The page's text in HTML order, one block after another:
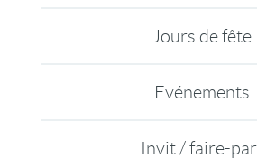
Jours de fête
Evénements
Invit / faire-